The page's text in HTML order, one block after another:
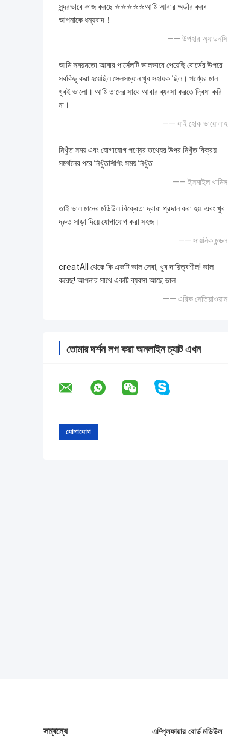
সুন্দরভাবে কাজ করছে ⭐⭐⭐⭐⭐আমি আবার অর্ডার করব
আপনাকে ধন্যবাদ！
—— উপহার অ্যাডনসি
আমি সময়মতো আমার পার্সেলটি ভালভাবে পেয়েছি বোর্ডের উপরে
সবকিছু করা হয়েছিল সেলসম্যান খুব সহায়ক ছিল। পণ্যের মান
খুবই ভালো। আমি তাদের সাথে আবার ব্যবসা করতে দ্বিধা করি
না।
—— যাই হোক ভায়োলাহ
নিখুঁত সময় এবং যোগাযোগ পণ্যের তথ্যের উপর নিখুঁত বিক্রয়
সমর্থনের পরে নিখুঁতশিপিং সময় নিখুঁত
—— ইসমাইল খামিস
তাই ভাল মানের মডিউল বিক্রেতা দ্বারা প্রদান করা হয়. এবং খুব
দ্রুত সাড়া দিয়ে যোগাযোগ করা সহজ।
—— সায়নিক মন্ডল
creatAll থেকে কি একটি ভাল সেবা, খুব দায়িত্বশীল! ভাল
করেছ! আপনার সাথে একটি ব্যবসা আছে ভাল
—— এরিক সেতিয়াওয়ান
তোমার দর্শন লগ করা অনলাইন চ্যাট এখন
সম্বন্ধে এম্প্লিফায়ার বোর্ড মডিউল